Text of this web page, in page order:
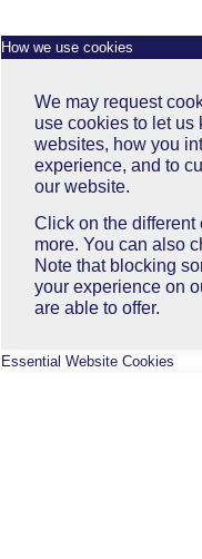
How we use cookies
We may request
use cookies to let us
websites, how you
experience, and to
our website.
Click on the different
more. You can also
Note that blocking
your experience on
are able to offer.
Essential Website Cookies